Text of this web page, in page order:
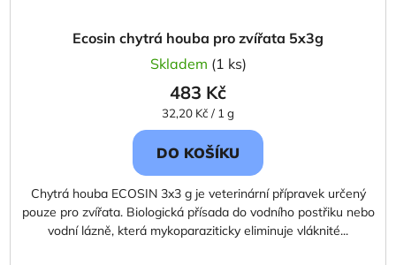
Ecosin chytrá houba pro zvířata 5x3g
Skladem (1 ks)
483 Kč
Měrná
cena:
32,20 Kč / 1 g
DO KOŠÍKU
Chytrá houba ECOSIN 3x3 g je veterinární přípravek určený
pouze pro zvířata. Biologická přísada do vodního postřiku nebo
vodní lázně, která mykoparaziticky eliminuje vláknité...